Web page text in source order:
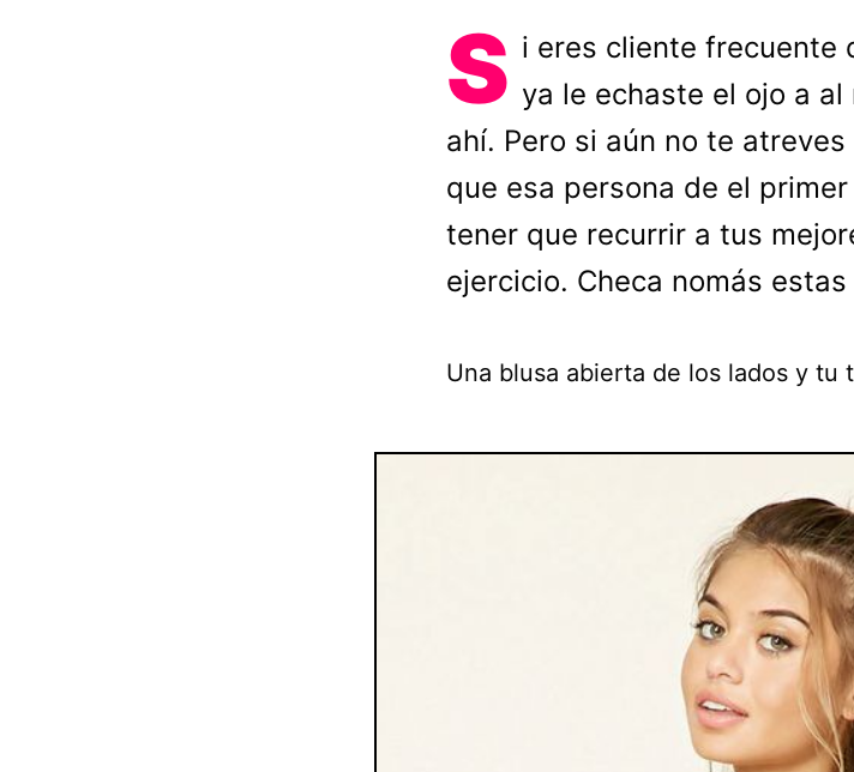
S i eres cliente frecuente
ya le echaste el ojo a
ahí. Pero si aún no te
que esa persona de el
tener que recurrir a tus
ejercicio. Checa nomás
Una blusa abierta de los lados y tu